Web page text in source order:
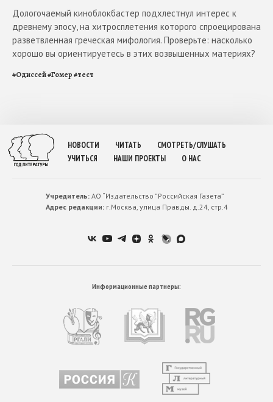
Дологочаемый киноблокбастер подхлестнул интерес к
древнему эпосу, на хитросплетения которого спроецирована
разветвленная греческая мифология. Проверьте: насколько
хорошо вы ориентируетесь в этих возвышенных материях?
#Одиссей#Гомер#тест
НОВОСТИ ЧИТАТЬ
СМОТРЕТЬ/СЛУШАТЬ
УЧИТЬСЯ
НАШИ ПРОЕКТЫ О НАС
Учредитель:АО “Издательство ”Российская Газета”
Адрес редакции:г.Москва, улица Правды. д.24, стр.4
Информационные партнеры: